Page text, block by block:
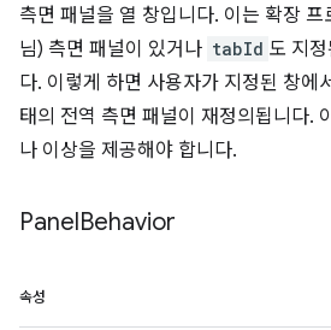
측면 패널을 열 창입니다. 이는 확장
님) 측면 패널이 있거나 tabId 도 지
다. 이렇게 하면 사용자가 지정된 창에
태의 전역 측면 패널이 재정의됩니다.
나 이상을 제공해야 합니다.
PanelBehavior
속성